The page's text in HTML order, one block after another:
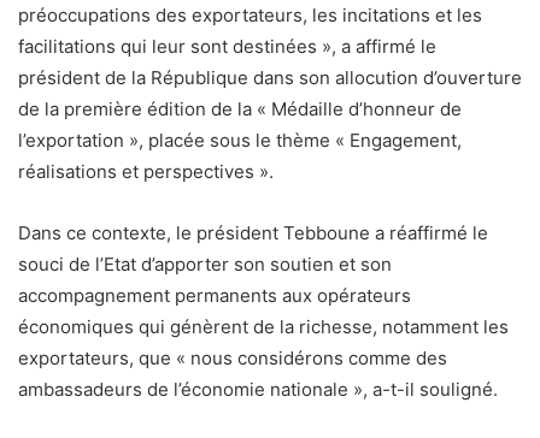
préoccupations des exportateurs, les incitations et les
facilitations qui leur sont destinées », a affirmé le
président de la République dans son allocution d’ouverture
de la première édition de la « Médaille d’honneur de
l’exportation », placée sous le thème « Engagement,
réalisations et perspectives ».
Dans ce contexte, le président Tebboune a réaffirmé le
souci de l’Etat d’apporter son soutien et son
accompagnement permanents aux opérateurs
économiques qui génèrent de la richesse, notamment les
exportateurs, que « nous considérons comme des
ambassadeurs de l’économie nationale », a-t-il souligné.